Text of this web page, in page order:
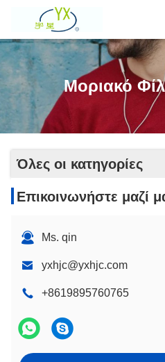
Μοριακό
Όλες οι κατηγορίες
Επικοινωνήστε μαζί
Ms. qin
yxhjc@yxhjc.com
+8619895760765